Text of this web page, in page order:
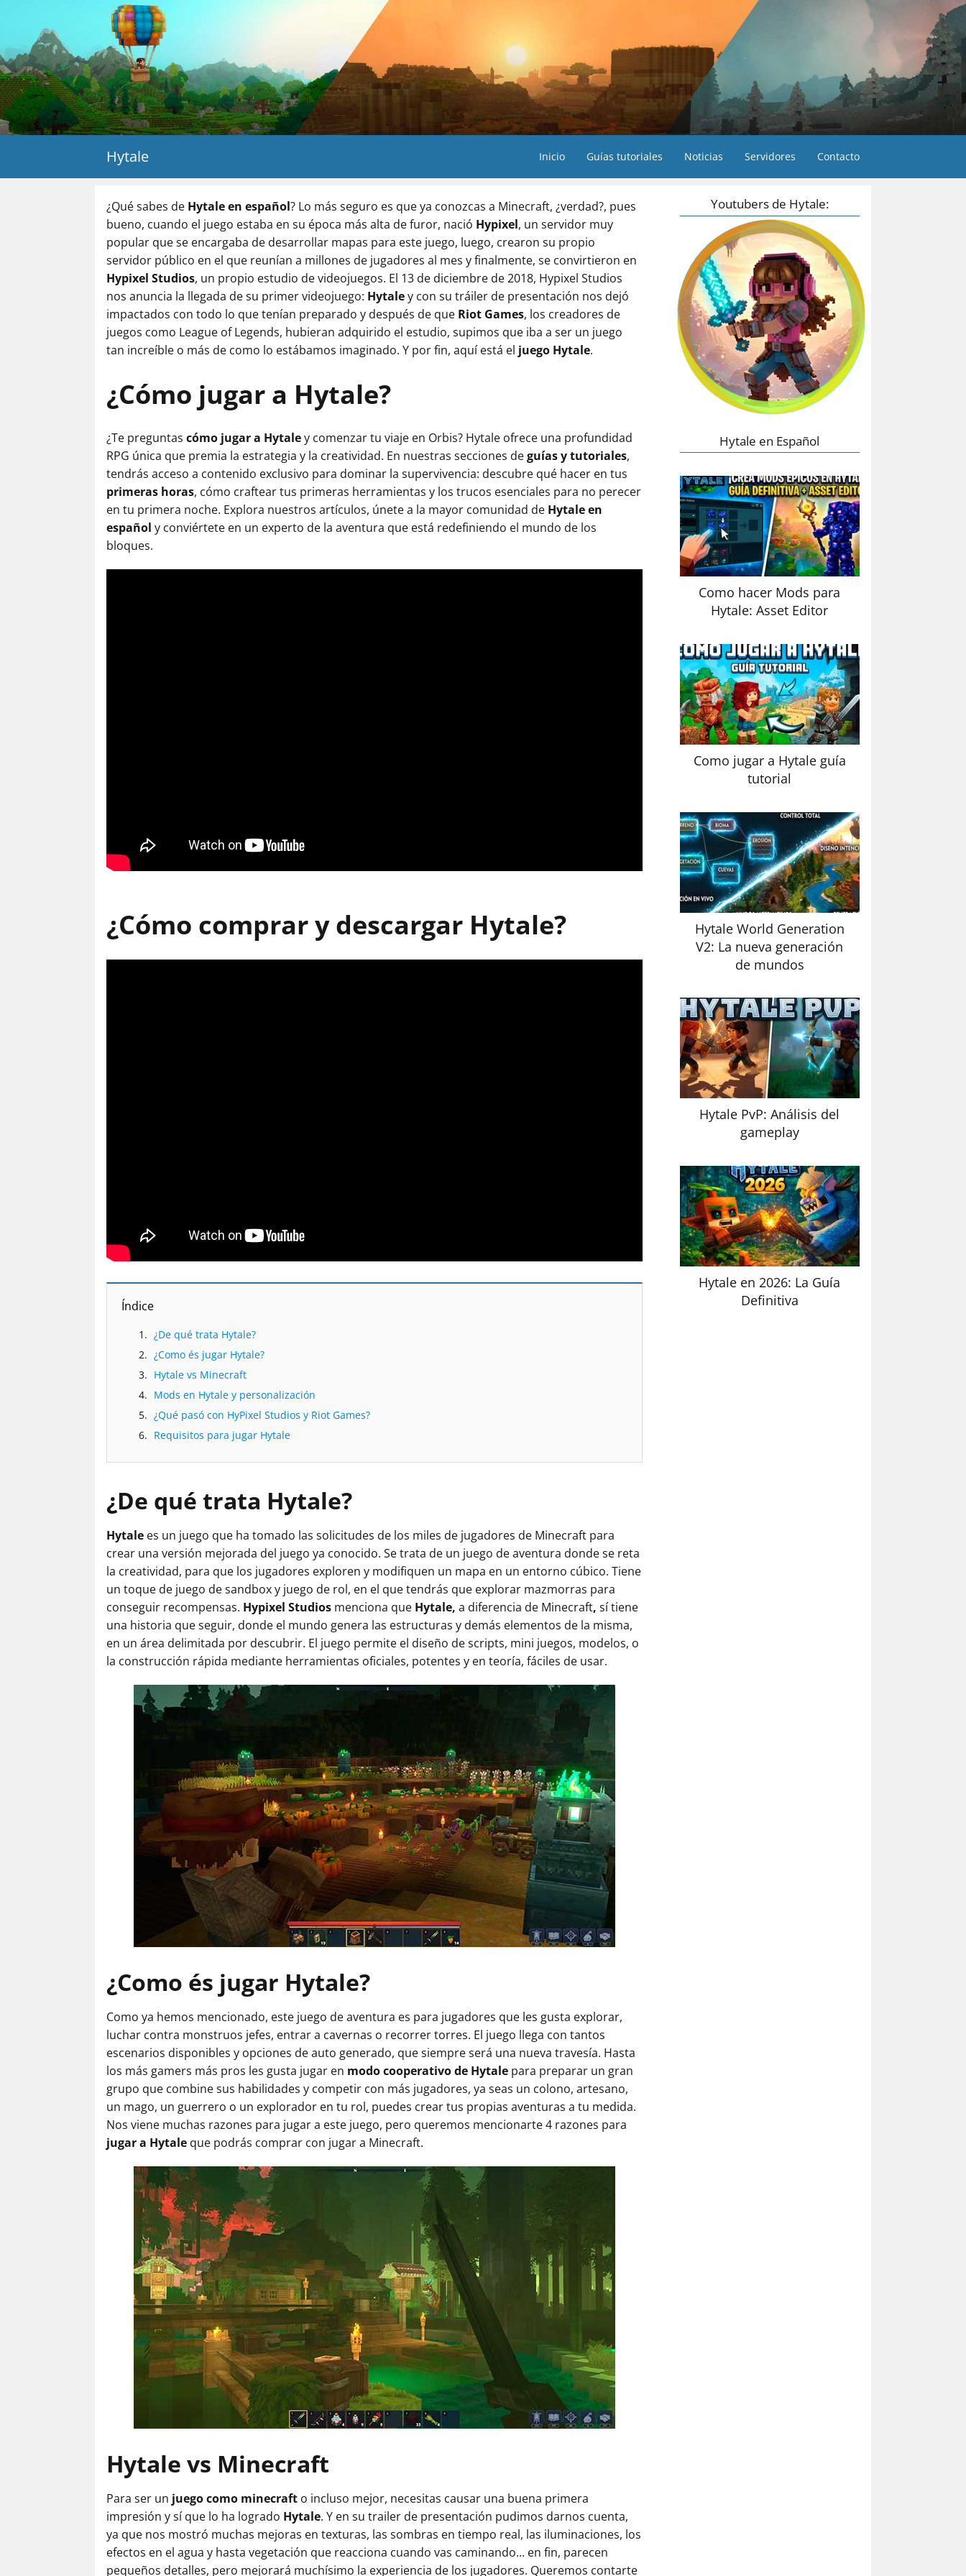
Hytale Inicio Guías tutoriales Noticias Servidores Contacto
¿Qué sabes de Hytale en español? Lo más seguro es que ya conozcas a Minecraft, ¿verdad?, pues
bueno, cuando el juego estaba en su época más alta de furor, nació Hypixel, un servidor muy
popular que se encargaba de desarrollar mapas para este juego, luego, crearon su propio
servidor público en el que reunían a millones de jugadores al mes y finalmente, se convirtieron en
Hypixel Studios, un propio estudio de videojuegos. El 13 de diciembre de 2018, Hypixel Studios
nos anuncia la llegada de su primer videojuego: Hytaley con su tráiler de presentación nos dejó
impactados con todo lo que tenían preparado y después de que Riot Games, los creadores de
juegos como League of Legends, hubieran adquirido el estudio, supimos que iba a ser un juego
tan increíble o más de como lo estábamos imaginado. Y por fin, aquí está el juego Hytale.
¿Cómo jugar a Hytale?
¿Te preguntas cómo jugar a Hytaley comenzar tu viaje en Orbis? Hytale ofrece una profundidad
RPG única que premia la estrategia y la creatividad. En nuestras secciones deguías y tutoriales,
tendrás acceso a contenido exclusivo para dominar la supervivencia: descubre qué hacer en tus
primeras horas, cómo craftear tus primeras herramientas y los trucos esenciales para no perecer
en tu primera noche. Explora nuestros artículos, únete a la mayor comunidad de Hytale en
español y conviértete en un experto de la aventura que está redefiniendo el mundo de los
bloques.
¿Cómo comprar y descargar Hytale?
Índice
¿De qué trata Hytale?
¿Como és jugar Hytale?
Hytale vs Minecraft
Mods en Hytale y personalización
¿Qué pasó con HyPixel Studios y Riot Games?
Requisitos para jugar Hytale
¿De qué trata Hytale?
Hytale es un juego que ha tomado las solicitudes de los miles de jugadores de Minecraft para
crear una versión mejorada del juego ya conocido. Se trata de un juego de aventura donde se reta
la creatividad, para que los jugadores exploren y modifiquen un mapa en un entorno cúbico. Tiene
un toque de juego de sandbox y juego de rol, en el que tendrás que explorar mazmorras para
conseguir recompensas. Hypixel Studios menciona que Hytale, a diferencia de Minecraft, sí tiene
una historia que seguir, donde el mundo genera las estructuras y demás elementos de la misma,
en un área delimitada por descubrir. El juego permite el diseño de scripts, mini juegos, modelos, o
la construcción rápida mediante herramientas oficiales, potentes y en teoría, fáciles de usar.
¿Como és jugar Hytale?
Como ya hemos mencionado, este juego de aventura es para jugadores que les gusta explorar,
luchar contra monstruos jefes, entrar a cavernas o recorrer torres. El juego llega con tantos
escenarios disponibles y opciones de auto generado, que siempre será una nueva travesía. Hasta
los más gamers más pros les gusta jugar en modo cooperativo de Hytale para preparar un gran
grupo que combine sus habilidades y competir con más jugadores, ya seas un colono, artesano,
un mago, un guerrero o un explorador en tu rol, puedes crear tus propias aventuras a tu medida.
Nos viene muchas razones para jugar a este juego, pero queremos mencionarte 4 razones para
jugar a Hytale que podrás comprar con jugar a Minecraft.
Hytale vs Minecraft
Para ser un juego como minecraft o incluso mejor, necesitas causar una buena primera
impresión y sí que lo ha logrado Hytale. Y en su trailer de presentación pudimos darnos cuenta,
ya que nos mostró muchas mejoras en texturas, las sombras en tiempo real, las iluminaciones, los
efectos en el agua y hasta vegetación que reacciona cuando vas caminando... en fin, parecen
pequeños detalles, pero mejorará muchísimo la experiencia de los jugadores. Queremos contarte
Youtubers de Hytale:
Hytale en Español
Como hacer Mods para
Hytale: Asset Editor
Como jugar a Hytale guía
tutorial
Hytale World Generation
V2: La nueva generación
de mundos
Hytale PvP: Análisis del
gameplay
Hytale en 2026: La Guía
Definitiva